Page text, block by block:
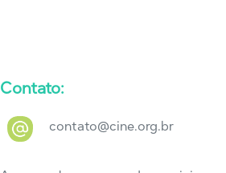
Contato:
contato@cine.org.br